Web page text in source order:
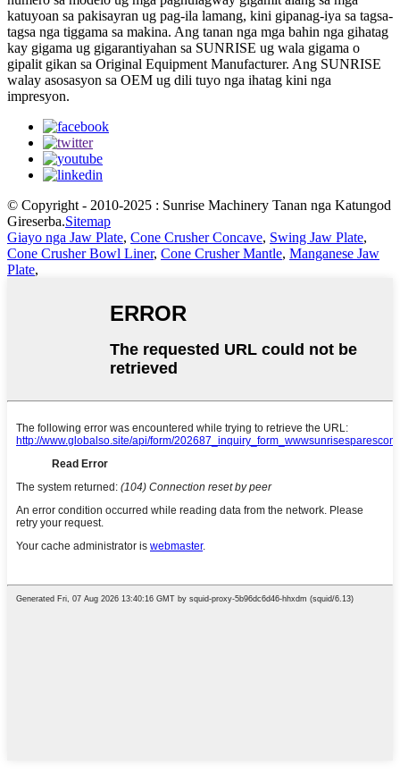
katuyoan sa pakisayran ug pag-ila lamang, kini gipanag-iya sa tagsa-
tagsa nga tiggama sa makina. Ang tanan nga mga bahin nga gihatag
kay gigama ug gigarantiyahan sa SUNRISE ug wala gigama o
gipalit gikan sa Original Equipment Manufacturer. Ang SUNRISE
walay asosasyon sa OEM ug dili tuyo nga ihatag kini nga
impresyon.
© Copyright - 2010-2025 : Sunrise Machinery Tanan nga Katungod
Gireserba.Sitemap
Giayo nga Jaw Plate, Cone Crusher Concave, Swing Jaw Plate,
Cone Crusher Bowl Liner, Cone Crusher Mantle, Manganese Jaw
Plate,